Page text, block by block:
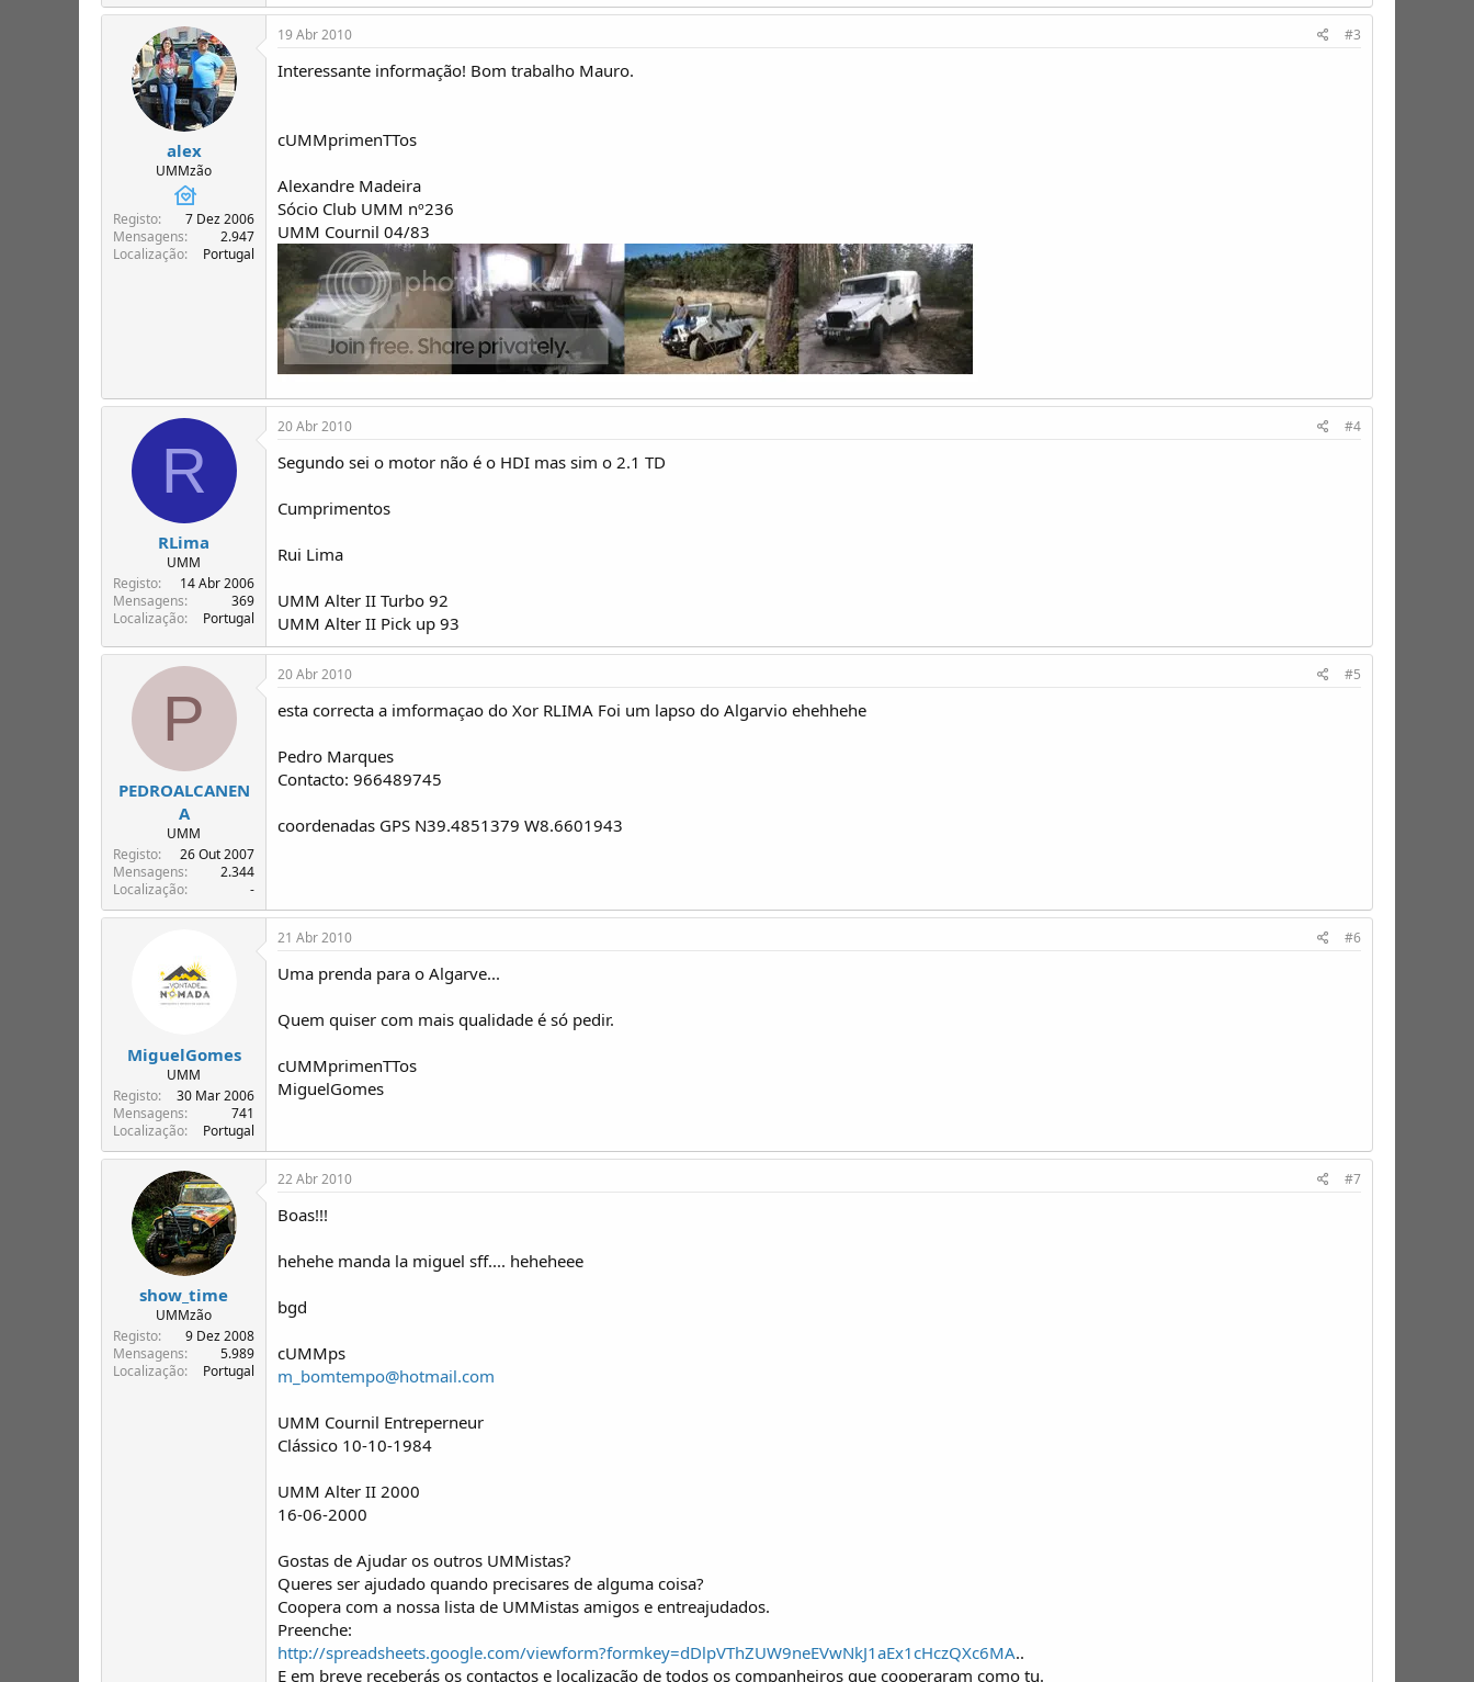
alex
UMMzão
Registo
7 Dez 2006
Mensagens
2.947
Localização
Portugal
19 Abr 2010 #3
Interessante informação! Bom trabalho Mauro.
cUMMprimenTTos
Alexandre Madeira
Sócio Club UMM nº236
UMM Cournil 04/83
R
RLima
UMM
Registo
14 Abr 2006
Mensagens
369
Localização
Portugal
20 Abr 2010 #4
Segundo sei o motor não é o HDI mas sim o 2.1 TD
Cumprimentos
Rui Lima
UMM Alter II Turbo 92
UMM Alter II Pick up 93
P
PEDROALCANEN
A
UMM
Registo
26 Out 2007
Mensagens
2.344
Localização
-
20 Abr 2010 #5
esta correcta a imformaçao do Xor RLIMA Foi um lapso do Algarvio ehehhehe
Pedro Marques
Contacto: 966489745
coordenadas GPS N39.4851379 W8.6601943
MiguelGomes
UMM
Registo
30 Mar 2006
Mensagens
741
Localização
Portugal
21 Abr 2010 #6
Uma prenda para o Algarve...
Quem quiser com mais qualidade é só pedir.
cUMMprimenTTos
MiguelGomes
show_time
UMMzão
Registo
9 Dez 2008
Mensagens
5.989
Localização
Portugal
22 Abr 2010 #7
Boas!!!
hehehe manda la miguel sff.... heheheee
bgd
cUMMps
m_bomtempo@hotmail.com
UMM Cournil Entreperneur
Clássico 10-10-1984
UMM Alter II 2000
16-06-2000
Gostas de Ajudar os outros UMMistas?
Queres ser ajudado quando precisares de alguma coisa?
Coopera com a nossa lista de UMMistas amigos e entreajudados.
Preenche:
http://spreadsheets.google.com/viewform?formkey=dDlpVThZUW9neEVwNkJ1aEx1cHczQXc6MA..
E em breve receberás os contactos e localização de todos os companheiros que cooperaram como tu.